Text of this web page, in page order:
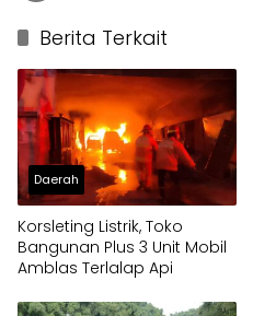
Berita Terkait
Daerah
Korsleting Listrik, Toko
Bangunan Plus 3 Unit Mobil
Amblas Terlalap Api